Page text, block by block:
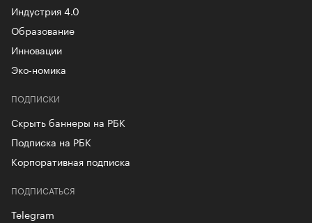
Индустрия 4.0
Образование
Инновации
Эко-номика
ПОДПИСКИ
Скрыть баннеры на РБК
Подписка на РБК
Корпоративная подписка
ПОДПИСАТЬСЯ
Telegram